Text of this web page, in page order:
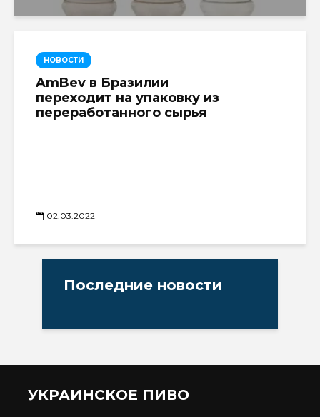
НОВОСТИ
AmBev в Бразилии
переходит на упаковку из
переработанного сырья
02.03.2022
Последние новости
УКРАИНСКОЕ ПИВО